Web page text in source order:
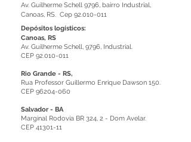
Av. Guilherme Schell 9796, bairro Industrial,
Canoas, RS. Cep 92.010-011
Depósitos logísticos:
Canoas, RS
Av. Guilherme Schell, 9796, Industrial.
CEP 92.010-011
Rio Grande - RS,
Rua Professor Guillermo Enrique Dawson 150.
CEP 96204-060
Salvador - BA
Marginal Rodovia BR 324, 2 - Dom Avelar.
CEP 41301-11